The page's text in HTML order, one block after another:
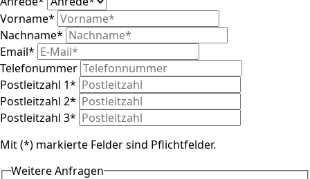
Vorname*
Nachname*
Email*
Telefonummer
Postleitzahl 1*
Postleitzahl 2*
Postleitzahl 3*
Mit (*) markierte Felder sind Pflichtfelder.
Weitere Anfragen